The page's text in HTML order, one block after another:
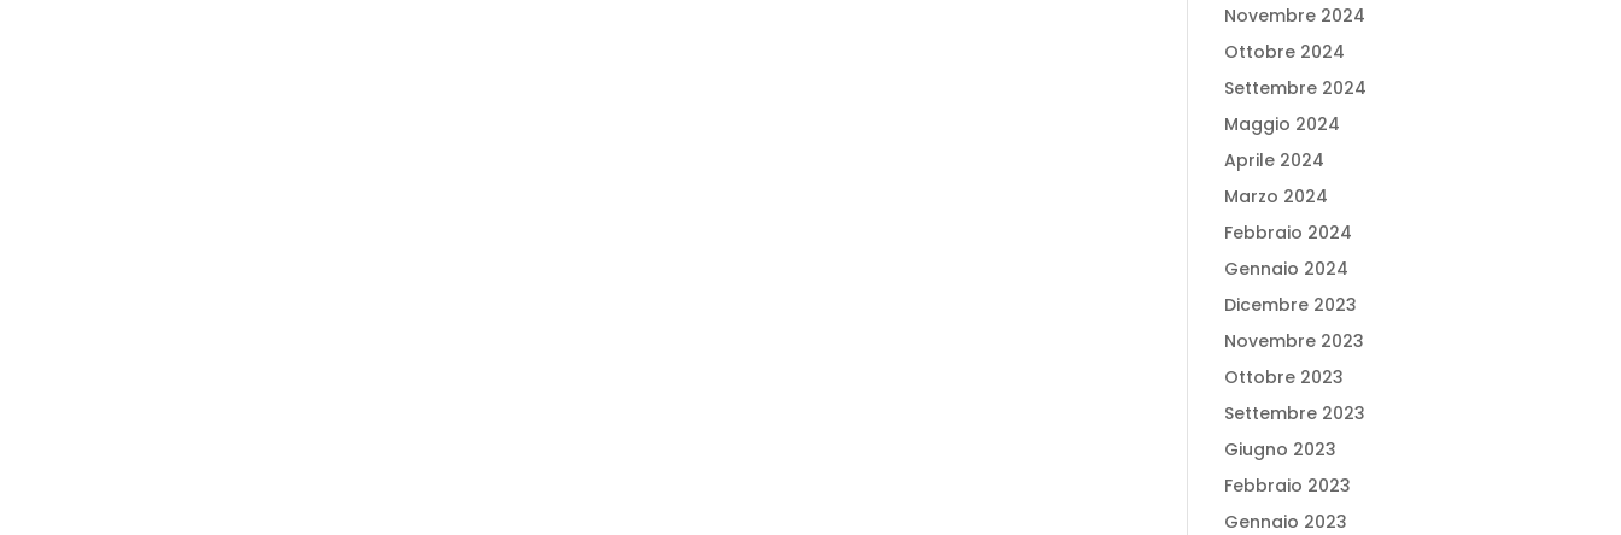
Novembre 2024
Ottobre 2024
Settembre 2024
Maggio 2024
Aprile 2024
Marzo 2024
Febbraio 2024
Gennaio 2024
Dicembre 2023
Novembre 2023
Ottobre 2023
Settembre 2023
Giugno 2023
Febbraio 2023
Gennaio 2023